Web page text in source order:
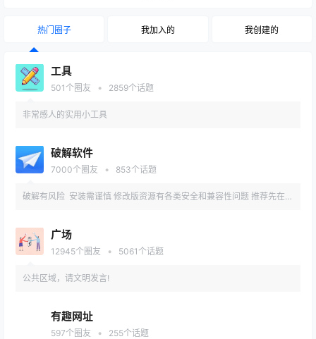
热门圈子 我加入的 我创建的
工具
501 个圈友 • 2859个话题
非常感人的实用小工具
破解软件
7000个圈友 • 853个话题
破解有风险 安装需谨慎 修改版资源有各类安全和兼容性问题 推荐先在备
广场
12945个圈友 • 5061 个话题
公共区域，请文明发言!
有趣网址
597个圈友 • 255个话题